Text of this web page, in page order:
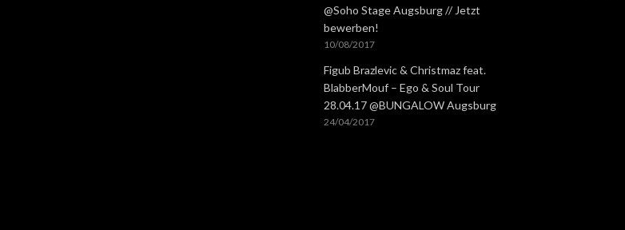
@Soho Stage Augsburg // Jetzt
bewerben!
10/08/2017
Figub Brazlevic & Christmaz feat.
BlabberMouf – Ego & Soul Tour
28.04.17 @BUNGALOW Augsburg
24/04/2017